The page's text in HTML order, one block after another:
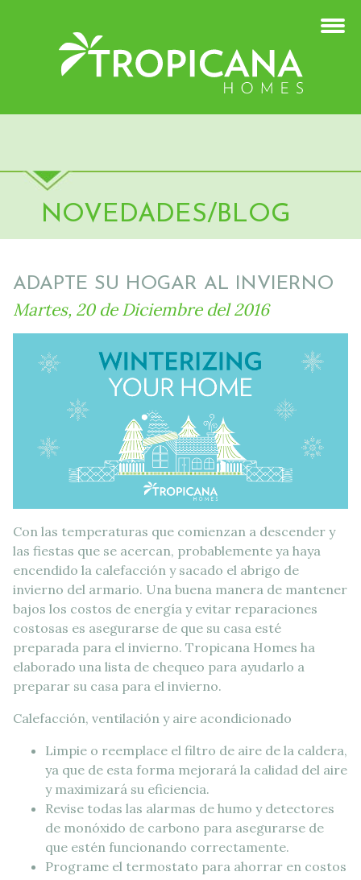
NOVEDADES/BLOG
ADAPTE SU HOGAR AL INVIERNO
Martes, 20 de Diciembre del 2016
Con las temperaturas que comienzan a descender y
las fiestas que se acercan, probablemente ya haya
encendido la calefacción y sacado el abrigo de
invierno del armario. Una buena manera de mantener
bajos los costos de energía y evitar reparaciones
costosas es asegurarse de que su casa esté
preparada para el invierno. Tropicana Homes ha
elaborado una lista de chequeo para ayudarlo a
preparar su casa para el invierno.
Calefacción, ventilación y aire acondicionado
Limpie o reemplace el filtro de aire de la caldera,
ya que de esta forma mejorará la calidad del aire
y maximizará su eficiencia.
Revise todas las alarmas de humo y detectores
de monóxido de carbono para asegurarse de
que estén funcionando correctamente.
Programe el termostato para ahorrar en costos